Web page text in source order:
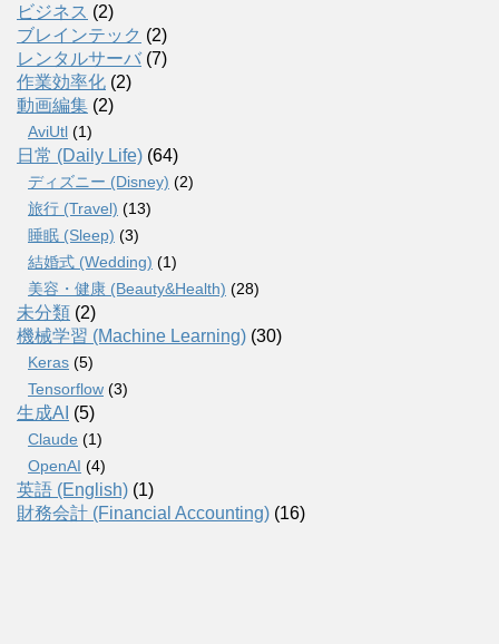
ビジネス (2)
ブレインテック (2)
レンタルサーバ (7)
作業効率化 (2)
動画編集 (2)
AviUtl (1)
日常 (Daily Life) (64)
ディズニー (Disney) (2)
旅行 (Travel) (13)
睡眠 (Sleep) (3)
結婚式 (Wedding) (1)
美容・健康 (Beauty&Health) (28)
未分類 (2)
機械学習 (Machine Learning) (30)
Keras (5)
Tensorflow (3)
生成AI (5)
Claude (1)
OpenAI (4)
英語 (English) (1)
財務会計 (Financial Accounting) (16)